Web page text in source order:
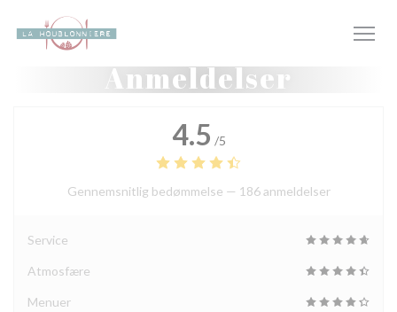
CCookie-styringspanel
Anmeldelser
4.5 /5
Gennemsnitlig bedømmelse — 186 anmeldelser
Service
Atmosfære
Menuer